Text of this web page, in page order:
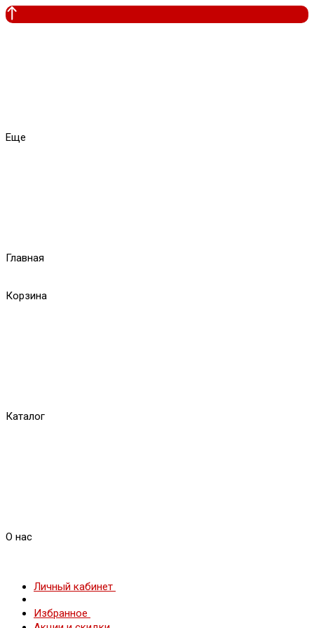
Еще
Главная
Корзина
Каталог
О нас
Личный кабинет
Избранное